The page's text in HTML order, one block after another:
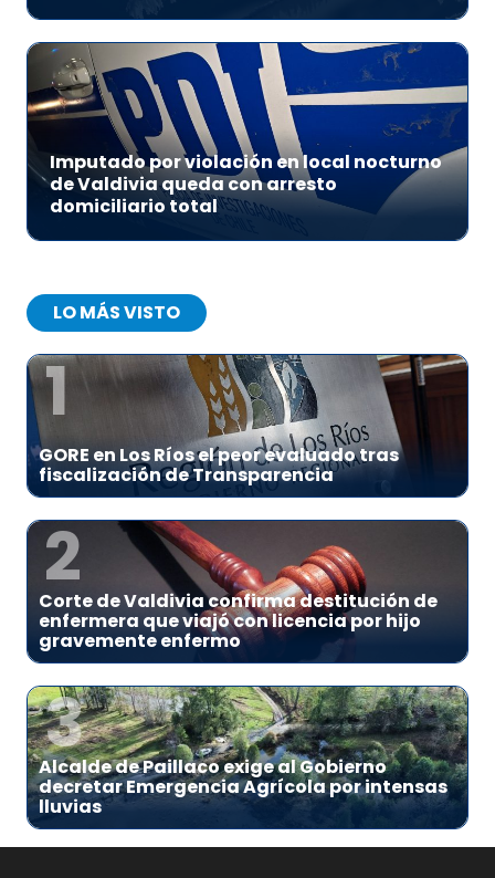
Imputado por violación en local nocturno
de Valdivia queda con arresto
domiciliario total
LO MÁS VISTO
1
GORE en Los Ríos el peor evaluado tras
fiscalización de Transparencia
2
Corte de Valdivia confirma destitución de
enfermera que viajó con licencia por hijo
gravemente enfermo
3
Alcalde de Paillaco exige al Gobierno
decretar Emergencia Agrícola por intensas
lluvias